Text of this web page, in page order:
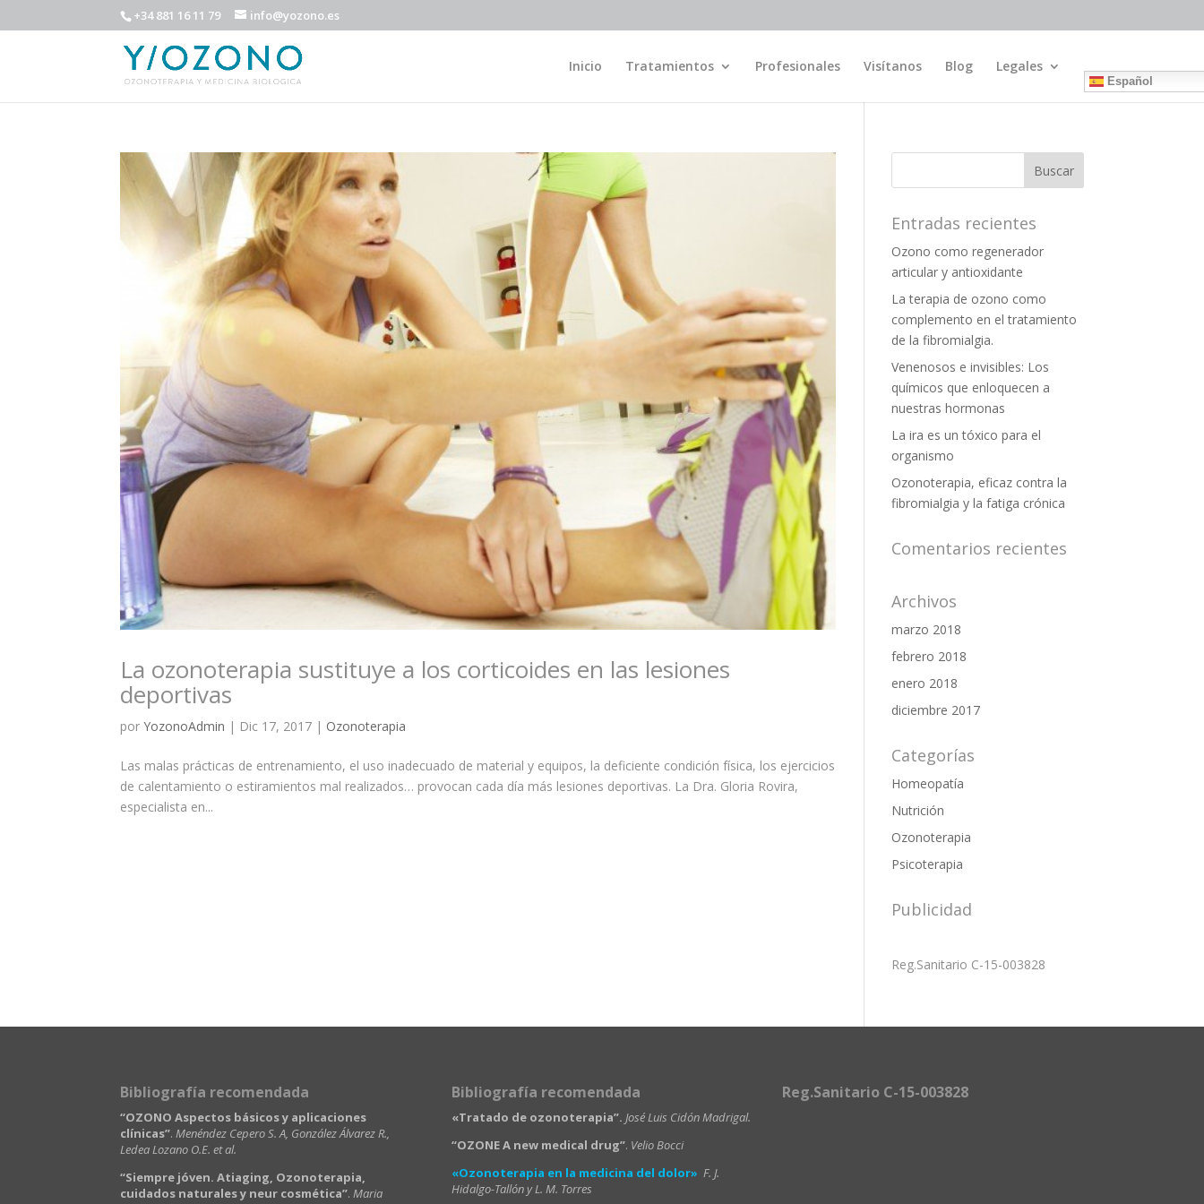
+34 881 16 11 79 info@yozono.es
Inicio Tratamientos Profesionales Visítanos Blog Legales
Español
La ozonoterapia sustituye a los corticoides en las lesiones
deportivas
porYozonoAdmin | Dic 17, 2017 | Ozonoterapia
Las malas prácticas de entrenamiento, el uso inadecuado de material y equipos, la deficiente condición física, los ejercicios
de calentamiento o estiramientos mal realizados… provocan cada día más lesiones deportivas. La Dra. Gloria Rovira,
especialista en...
Entradas recientes
Ozono como regenerador
articular y antioxidante
La terapia de ozono como
complemento en el tratamiento
de la fibromialgia.
Venenosos e invisibles: Los
químicos que enloquecen a
nuestras hormonas
La ira es un tóxico para el
organismo
Ozonoterapia, eficaz contra la
fibromialgia y la fatiga crónica
Comentarios recientes
Archivos
marzo 2018
febrero 2018
enero 2018
diciembre 2017
Categorías
Homeopatía
Nutrición
Ozonoterapia
Psicoterapia
Publicidad
Reg.Sanitario C-15-003828
Bibliografía recomendada
“OZONO Aspectos básicos y aplicaciones
clínicas”. Menéndez Cepero S. A, González Álvarez R.,
Ledea Lozano O.E. et al.
“Siempre jóven. Atiaging, Ozonoterapia,
cuidados naturales y neur cosmética”. Maria
Bibliografía recomendada
«Tratado de ozonoterapia”. José Luis Cidón Madrigal.
“OZONE A new medical drug”. Velio Bocci
«Ozonoterapia en la medicina del dolor» F. J.
Hidalgo-Tallón y L. M. Torres
Reg.Sanitario C-15-003828